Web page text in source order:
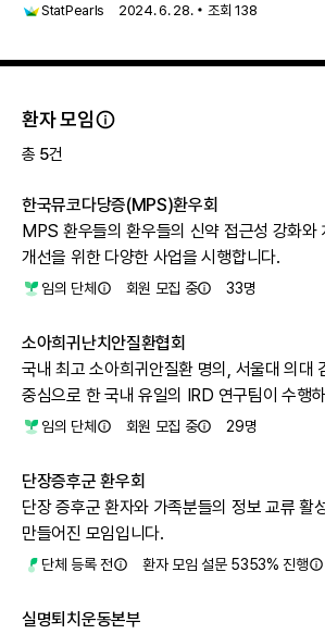
경우 1:23,000, 상염색체열성 선천성 근긴장증
StatPearls 2024. 6. 28. 조회 138
환자 모임
총 5건
한국뮤코다당증(MPS)환우회
MPS 환우들의 환우들의 신약 접근성 강화와
개선을 위한 다양한 사업을 시행합니다.
임의 단체 회원 모집 중 33명
소아희귀난치안질환협회
국내 최고 소아희귀안질환 명의, 서울대 의대
중심으로 한 국내 유일의 IRD 연구팀이 수행
안질환의 유전자·세포 치료 임상을 지지합니다
센터 건립을 촉구합니다.
임의 단체 회원 모집 중 29명
단장증후군 환우회
단장 증후군 환자와 가족분들의 정보 교류 활
만들어진 모임입니다.
단체 등록 전 환자 모임 설문 5353% 진행
실명퇴치운동본부